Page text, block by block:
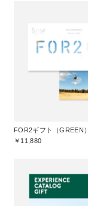
FOR2ギフト（GREEN）
￥11,880